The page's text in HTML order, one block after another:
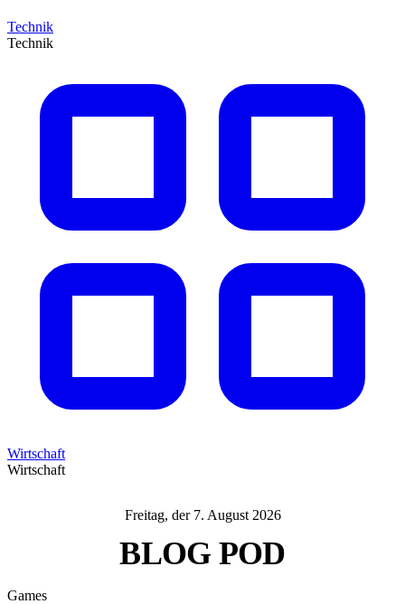
Technik
Technik
Wirtschaft
Wirtschaft
Freitag, der 7. August 2026
BLOG POD
Games